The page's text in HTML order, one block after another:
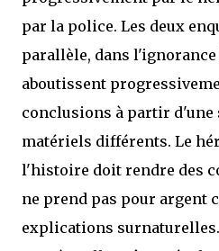
par la police. Les deux
parallèle, dans l'ignorance
aboutissent
conclusions à partir d'une
matériels différents. Le
l'histoire doit rendre des
ne prend pas pour argent
explications